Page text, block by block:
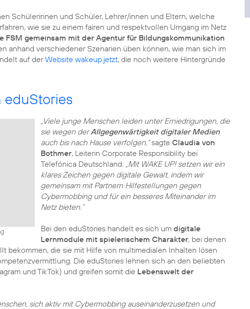
Schülerinnen und Schüler, Lehrer/innen und Eltern, welche
wie sie zu einem fairen und respektvollen Umgang im Netz
FSM gemeinsam mit der Agentur für Bildungskommunikation
anhand verschiedener Szenarien üben können, wie man sich im
auf derWebsite wakeup.jetzt, die noch weitere Hintergründe
„Viele junge Menschen leiden unter Erniedrigungen, die
sie wegen derAllgegenwärtigkeit digitaler Medien
auch bis nach Hause verfolgen,“sagte Claudia von
Bothmer, Leiterin Corporate Responsibility bei
Telefónica Deutschland. „Mit WAKE UP! setzen wir ein
klares Zeichen gegen digitale Gewalt, indem wir
gemeinsam mit Partnern Hilfestellungen gegen
Cybermobbing und für ein besseres Miteinander im
Netz bieten.“
Bei den eduStories handelt es sich um digitale
Lernmodule mit spielerischem Charakter, bei denen
bekommen, die sie mit Hilfe von multimedialen Inhalten lösen
Die eduStories lehnen sich an den beliebten
und TikTok) und greifen somit die Lebenswelt der
sich aktiv mit Cybermobbing auseinanderzusetzen und